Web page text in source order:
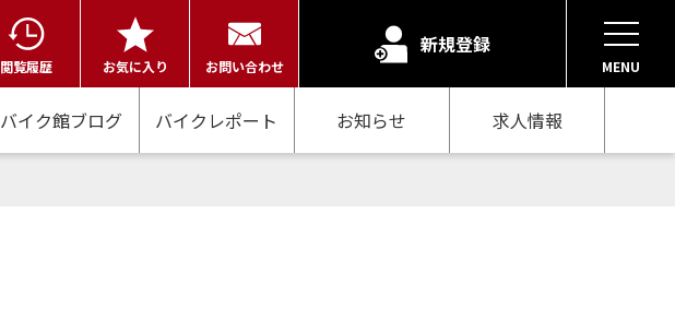
閲覧履歴 お気に入り お問い合わせ
新規登録
MENU
バイク館ブログ バイクレポート お知らせ 求人情報